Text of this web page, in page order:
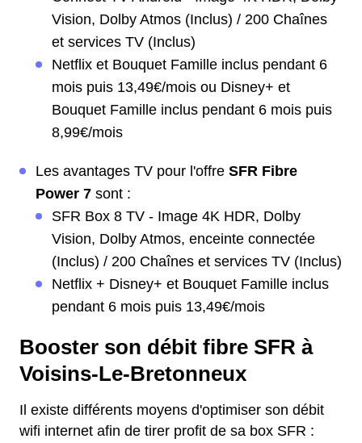
Vision, Dolby Atmos (Inclus) / 200 Chaînes
et services TV (Inclus)
Netflix et Bouquet Famille inclus pendant 6
mois puis 13,49€/mois ou Disney+ et
Bouquet Famille inclus pendant 6 mois puis
8,99€/mois
Les avantages TV pour l'offre SFR Fibre
Power 7 sont :
SFR Box 8 TV - Image 4K HDR, Dolby
Vision, Dolby Atmos, enceinte connectée
(Inclus) / 200 Chaînes et services TV (Inclus)
Netflix + Disney+ et Bouquet Famille inclus
pendant 6 mois puis 13,49€/mois
Booster son débit fibre SFR à
Voisins-Le-Bretonneux
Il existe différents moyens d'optimiser son débit
wifi internet afin de tirer profit de sa box SFR :